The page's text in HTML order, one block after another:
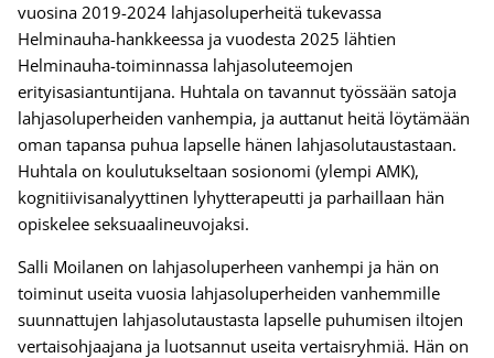
vuosina 2019-2024 lahjasoluperheitä tukevassa
Helminauha-hankkeessa ja vuodesta 2025 lähtien
Helminauha-toiminnassa lahjasoluteemojen
erityisasiantuntijana. Huhtala on tavannut työssään satoja
lahjasoluperheiden vanhempia, ja auttanut heitä löytämään
oman tapansa puhua lapselle hänen lahjasolutaustastaan.
Huhtala on koulutukseltaan sosionomi (ylempi AMK),
kognitiivisanalyyttinen lyhytterapeutti ja parhaillaan hän
opiskelee seksuaalineuvojaksi.
Salli Moilanen on lahjasoluperheen vanhempi ja hän on
toiminut useita vuosia lahjasoluperheiden vanhemmille
suunnattujen lahjasolutaustasta lapselle puhumisen iltojen
vertaisohjaajana ja luotsannut useita vertaisryhmiä. Hän on